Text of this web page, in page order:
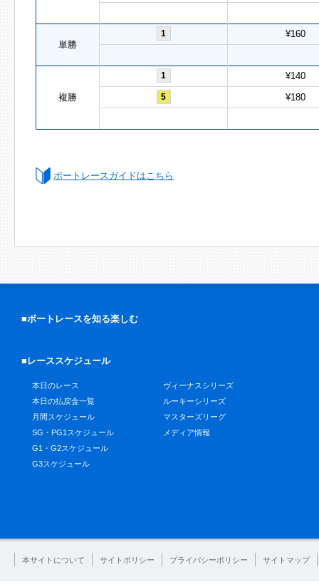
単勝
1 ¥160
複勝
1 ¥140
5 ¥180
ボートレースガイドはこちら
■ボートレースを知る楽しむ
■レーススケジュール
本日のレース
本日の払戻金一覧
月間スケジュール
SG・PG1スケジュール
G1・G2スケジュール
G3スケジュール
ヴィーナスシリーズ
ルーキーシリーズ
マスターズリーグ
メディア情報
本サイトについて サイトポリシー プライバシーポリシー サイトマップ